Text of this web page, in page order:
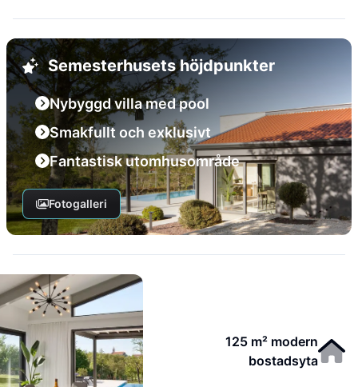
Semesterhusets höjdpunkter
Nybyggd villa med pool
Smakfullt och exklusivt
Fantastisk utomhusområde
Fotogalleri
125 m² modern
bostadsyta